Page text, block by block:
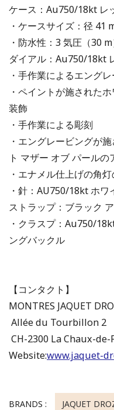
ケース：Au750/18kt レ
・ケースサイズ：径 41
・防水性：3 気圧（30
ダイアル：Au750/18kt
・手作業によるエング
・ペイントが施された
装飾
・手作業による彫刻
・エングレービングが
ト マザー オブ パール
・エナメル仕上げの角灯
・針：AU750/18kt ホワ
ストラップ：ブラック
・クラスプ：Au750/
ングバックル
【コンタクト】
MONTRES JAQUET
Allée du Tourbillon 2
CH-2300 La Chaux-de-
Website:www.jaquet-
BRANDS :
JAQUET